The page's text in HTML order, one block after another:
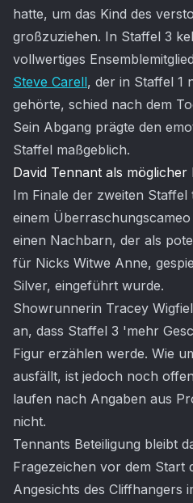
hatte, um das Kind des
großzuziehen. In Staffel 3
vollwertiges
Steve Carell, der in Staffel 1
gehörte, schied nach dem
Sein Abgang prägte den
Staffel maßgeblich.
David Tennant als möglicher
Im Finale der zweiten Staffel
einem
einen Nachbarn, der als
für Nicks Witwe Anne,
Silver, eingeführt wurde.
Showrunnerin Tracey
an, dass Staffel 3 'mehr
Figur erzählen werde. Wie
ausfällt, ist jedoch noch
laufen nach Angaben aus
nicht.
Tennants Beteiligung bleibt
Fragezeichen vor dem Start
Angesichts des Cliffhangers